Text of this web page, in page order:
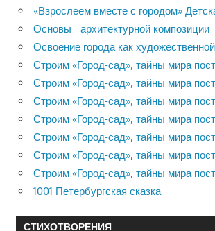
«Взрослеем вместе с городом»
Основы архитектурной композиции
Освоение города как
Строим «Город-сад», тайны мира
Строим «Город-сад», тайны мира
Строим «Город-сад», тайны мира
Строим «Город-сад», тайны мира
Строим «Город-сад», тайны мира
Строим «Город-сад», тайны мира
Строим «Город-сад», тайны мира
1001 Петербургская сказка
СТИХОТВОРЕНИЯ